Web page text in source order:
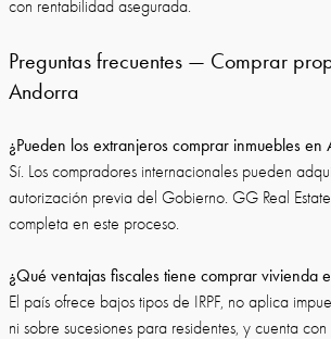
con rentabilidad asegurada.
Preguntas frecuentes — Comprar
Andorra
¿Pueden los extranjeros comprar inmuebles en
Sí. Los compradores internacionales pueden
autorización previa del Gobierno. GG Real
completa en este proceso.
¿Qué ventajas fiscales tiene comprar vivienda
El país ofrece bajos tipos de IRPF, no aplica
ni sobre sucesiones para residentes, y cuenta